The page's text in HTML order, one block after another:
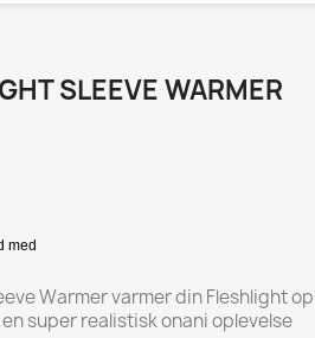
SLEEVE WARMER
Warmer varmer din Fleshlight
super realistisk onani oplevelse